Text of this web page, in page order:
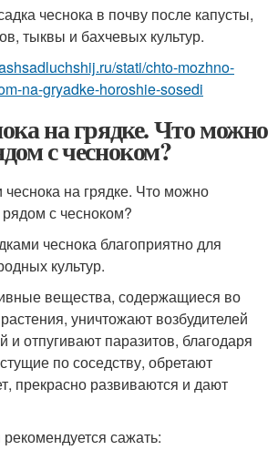
чеснока в почву после капусты,
тыквы и бахчевых культур.
stati/chto-mozhno-
na-gryadke-horoshie-sosedi
на грядке. Что можно
с чесноком?
чеснока благоприятно для
культур.
вещества, содержащиеся во
уничтожают возбудителей
отпугивают паразитов, благодаря
по соседству, обретают
прекрасно развиваются и дают
сажать: